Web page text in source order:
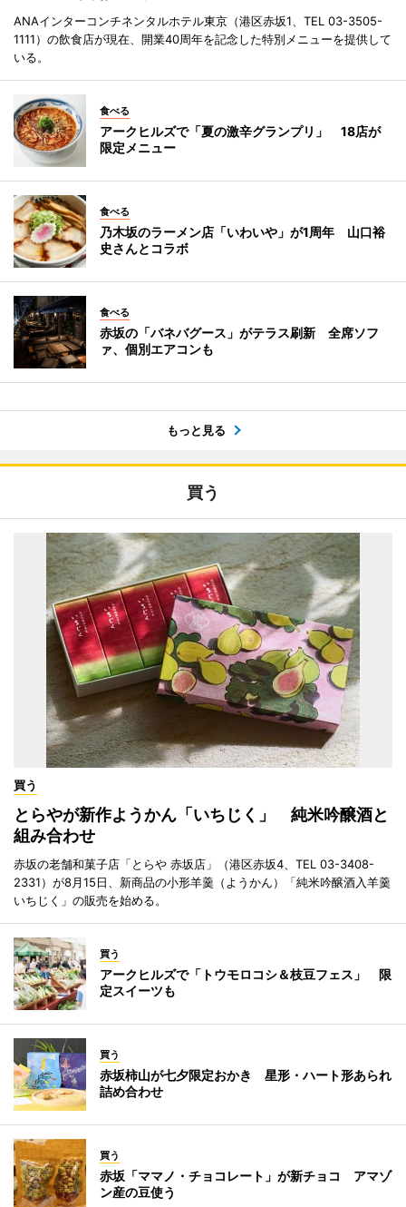
ANAインターコンチネンタルホテル東京（港区赤坂1、TEL 03-3505-
1111）の飲食店が現在、開業40周年を記念した特別メニューを提供して
いる。
食べる
アークヒルズで「夏の激辛グランプリ」 18店が
限定メニュー
食べる
乃木坂のラーメン店「いわいや」が1周年 山口裕
史さんとコラボ
食べる
赤坂の「バネバグース」がテラス刷新 全席ソフ
ァ、個別エアコンも
もっと見る
買う
買う
とらやが新作ようかん「いちじく」 純米吟醸酒と
組み合わせ
赤坂の老舗和菓子店「とらや 赤坂店」（港区赤坂4、TEL 03-3408-
2331）が8月15日、新商品の小形羊羹（ようかん）「純米吟醸酒入羊羹
いちじく」の販売を始める。
買う
アークヒルズで「トウモロコシ＆枝豆フェス」 限
定スイーツも
買う
赤坂柿山が七夕限定おかき 星形・ハート形あられ
詰め合わせ
買う
赤坂「ママノ・チョコレート」が新チョコ アマゾ
ン産の豆使う